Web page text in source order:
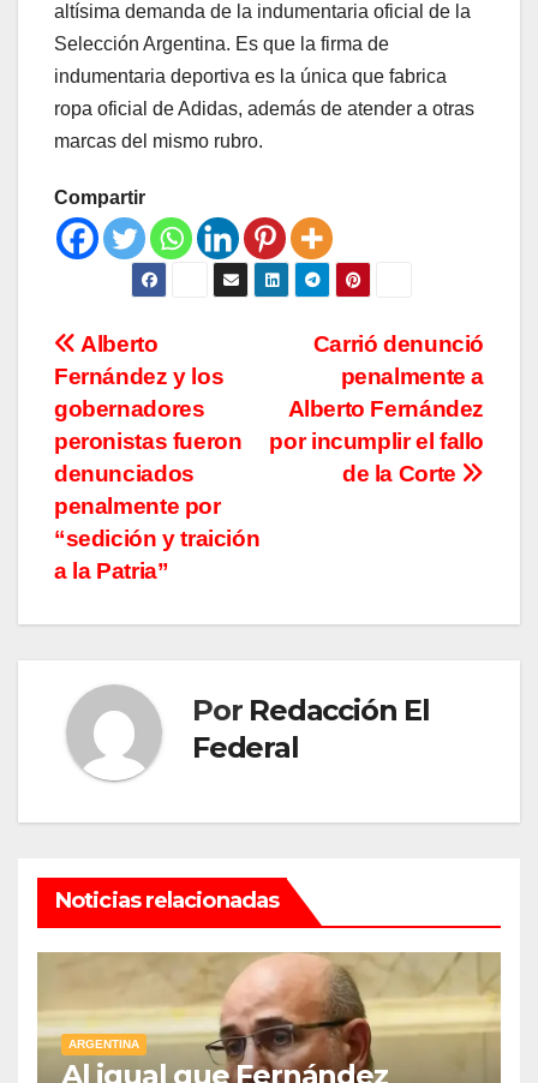
altísima demanda de la indumentaria oficial de la
Selección Argentina. Es que la firma de
indumentaria deportiva es la única que fabrica
ropa oficial de Adidas, además de atender a otras
marcas del mismo rubro.
Compartir
Navegación
de
entradas
Carrió denunció
penalmente a
Alberto Fernández
por incumplir el fallo
de la Corte
Alberto
Fernández y los
gobernadores
peronistas fueron
denunciados
penalmente por
“sedición y traición
a la Patria”
Por Redacción El
Federal
Noticias relacionadas
ARGENTINA
Al igual que Fernández